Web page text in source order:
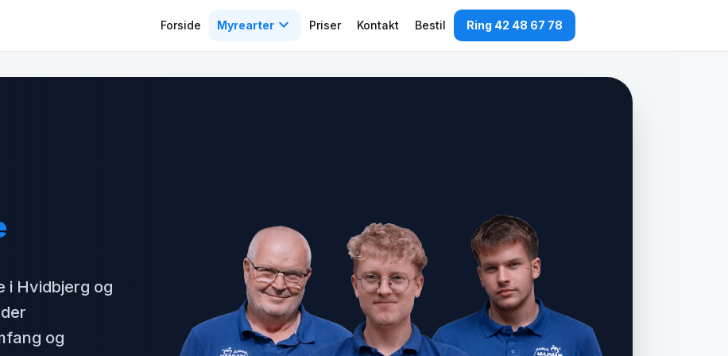
Forside Myrearter expand_more Priser Kontakt Bestil Ring 42 48 67 78
i Hvidbjerg og
og